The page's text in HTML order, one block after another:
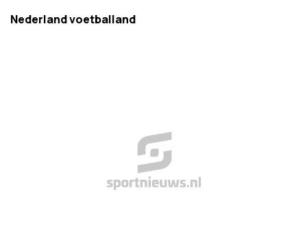
Nederland voetballand